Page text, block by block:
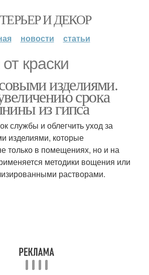
И ДЕКОР
новости статьи
краски
изделиями.
срока
из гипса
службы и облегчить уход за
изделиями, которые
только в помещениях, но и на
методики вощения или
растворами.